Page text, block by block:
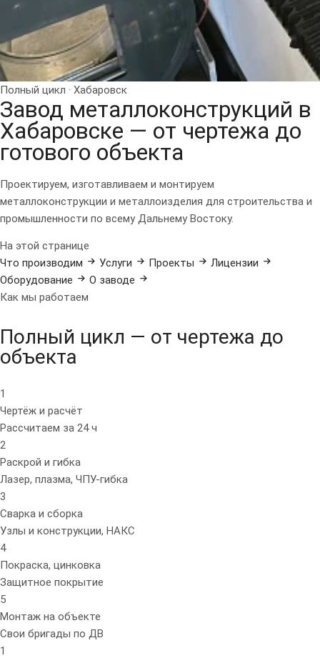
Полный цикл · Хабаровск
Завод металлоконструкций в
Хабаровске — от чертежа до
готового объекта
Проектируем, изготавливаем и монтируем
металлоконструкции и металлоизделия для строительства и
промышленности по всему Дальнему Востоку.
На этой странице
Что производим
Услуги Проекты
Лицензии
Оборудование
О заводе
Как мы работаем
Полный цикл — от чертежа до
объекта
1
Чертёж и расчёт
Рассчитаем за 24 ч
2
Раскрой и гибка
Лазер, плазма, ЧПУ-гибка
3
Сварка и сборка
Узлы и конструкции, НАКС
4
Покраска, цинковка
Защитное покрытие
5
Монтаж на объекте
Свои бригады по ДВ
1